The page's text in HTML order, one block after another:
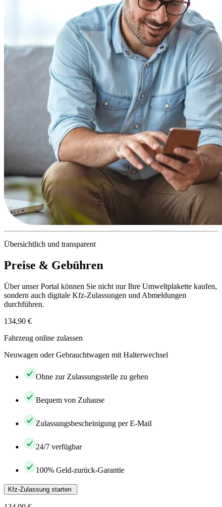
Übersichtlich und transparent
Preise & Gebühren
Über unser Portal können Sie nicht nur Ihre Umweltplakette kaufen,
sondern auch digitale Kfz-Zulassungen und Abmeldungen
durchführen.
134,90 €
Fahrzeug online zulassen
Neuwagen oder Gebrauchtwagen mit Halterwechsel
Ohne zur Zulassungsstelle zu gehen
Bequem von Zuhause
Zulassungsbescheinigung per E-Mail
24/7 verfügbar
100% Geld-zurück-Garantie
Kfz-Zulassung starten